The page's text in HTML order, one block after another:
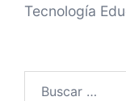
Tecnología